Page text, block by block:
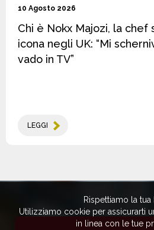
10 Agosto 2026
Chi è Nokx Majozi, la chef
icona negli UK: “Mi
vado in TV”
LEGGI
Rispettiamo la tua
Utilizziamo cookie per assicurarti
in linea con le tue